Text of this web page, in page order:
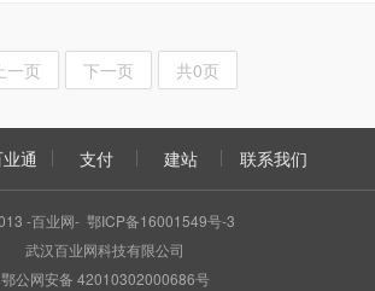
一页 下一页 共0页
通 支付 建站 联系我们
-百业网- 鄂ICP备16001549号-3
武汉百业网科技有限公司
鄂公网安备 42010302000686号